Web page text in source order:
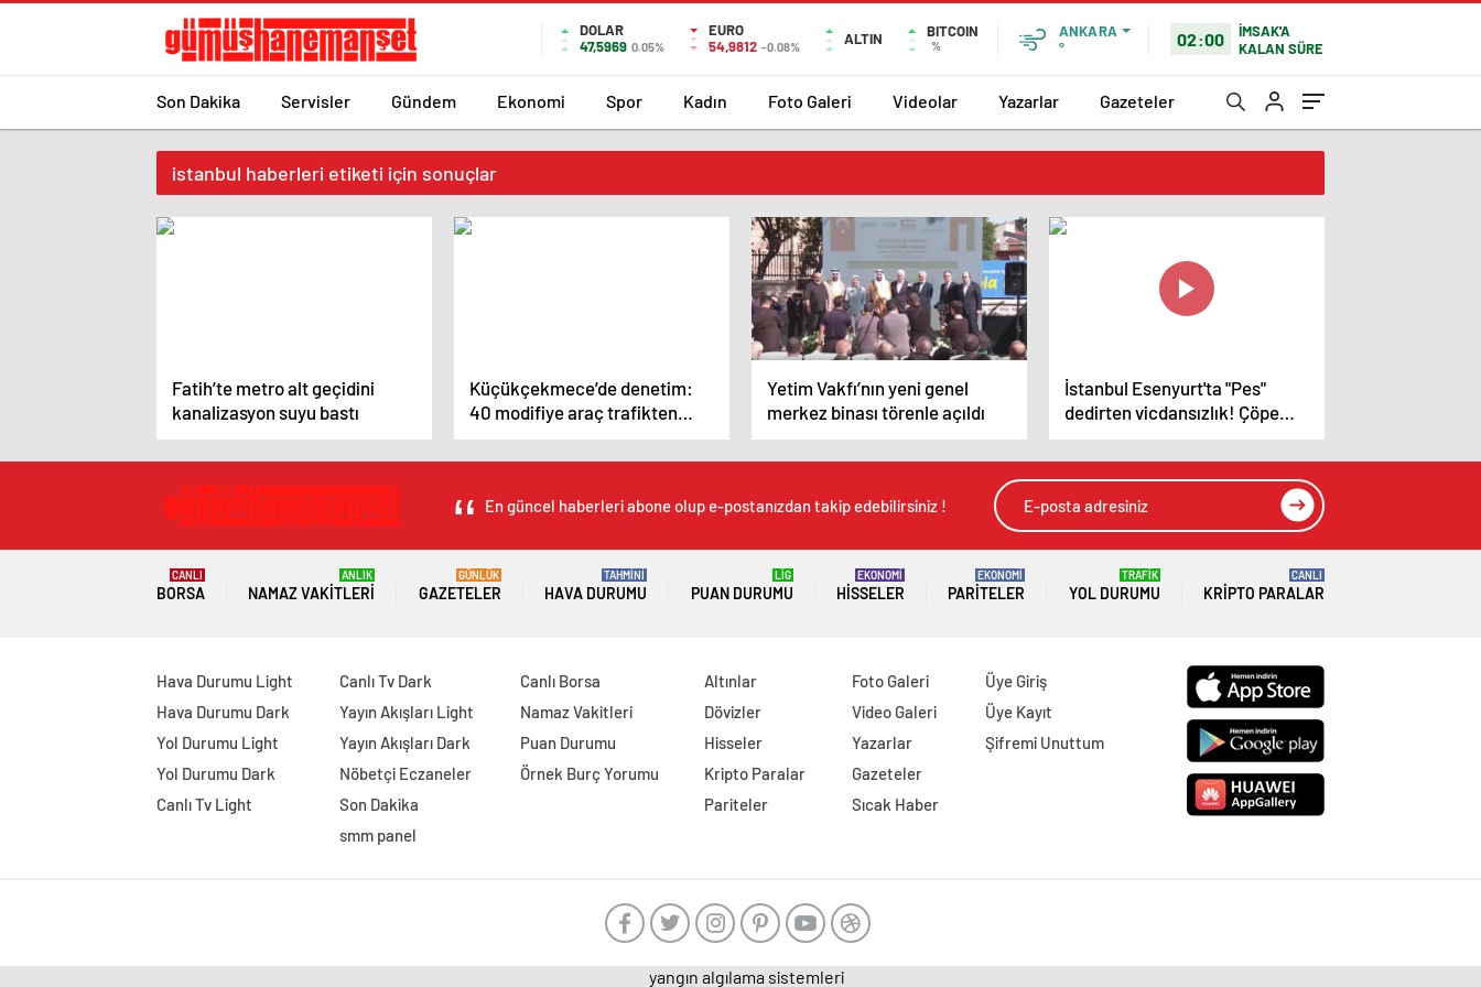
DOLAR
47,5969 0.05%
EURO
54,9812 -0.08% ALTIN BITCOIN
%
ANKARA
°
02:00
İMSAK'A
KALAN SÜRE
Son Dakika Servisler Gündem Ekonomi Spor Kadın Foto Galeri Videolar Yazarlar Gazeteler
istanbul haberleri etiketi için sonuçlar
Fatih’te metro alt geçidini
kanalizasyon suyu bastı
Küçükçekmece’de denetim:
40 modifiye araç trafikten
men edildi
Yetim Vakfı’nın yeni genel
merkez binası törenle açıldı
İstanbul Esenyurt'ta "Pes"
dedirten vicdansızlık! Çöpe
attılar
En güncel haberleri abone olup e-postanızdan takip edebilirsiniz !
BORSA
CANLI
NAMAZ VAKITLERI
ANLIK
GAZETELER
GÜNLÜK
HAVA DURUMU
TAHMİNİ
PUAN DURUMU
LİG
HISSELER
EKONOMİ
PARITELER
EKONOMİ
YOL DURUMU
TRAFİK
KRIPTO PARALAR
CANLI
Hava Durumu Light
Hava Durumu Dark
Yol Durumu Light
Yol Durumu Dark
Canlı Tv Light
Canlı Tv Dark
Yayın Akışları Light
Yayın Akışları Dark
Nöbetçi Eczaneler
Son Dakika
smm panel
Canlı Borsa
Namaz Vakitleri
Puan Durumu
Örnek Burç Yorumu
Altınlar
Dövizler
Hisseler
Kripto Paralar
Pariteler
Foto Galeri
Video Galeri
Yazarlar
Gazeteler
Sıcak Haber
Üye Giriş
Üye Kayıt
Şifremi Unuttum
yangın algılama sistemleri